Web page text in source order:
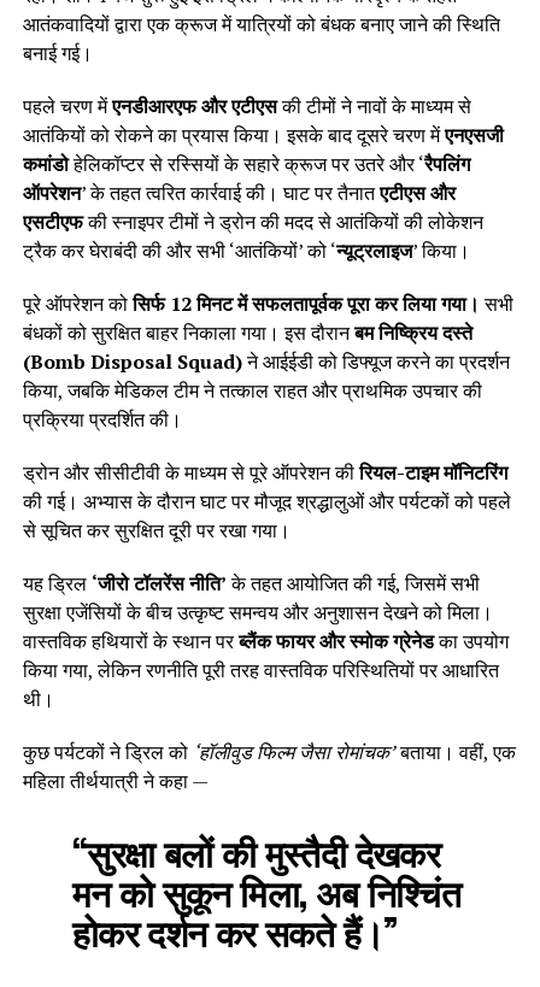
आतंकवादियों द्वारा एक क्रूज में यात्रियों को बंधक बनाए जाने की स्थिति
बनाई गई।
पहले चरण मेंएनडीआरएफ और एटीएसकी टीमों ने नावों के माध्यम से
आतंकियों को रोकने का प्रयास किया। इसके बाद दूसरे चरण मेंएनएसजी
कमांडोहेलिकॉप्टर से रस्सियों के सहारे क्रूज पर उतरे और ‘रैपलिंग
ऑपरेशन’ के तहत त्वरित कार्रवाई की। घाट पर तैनातएटीएस और
एसटीएफकी स्नाइपर टीमों ने ड्रोन की मदद से आतंकियों की लोकेशन
ट्रैक कर घेराबंदी की और सभी ‘आतंकियों’ को ‘न्यूट्रलाइज’ किया।
पूरे ऑपरेशन कोसिर्फ 12 मिनट में सफलतापूर्वक पूरा कर लिया गया। सभी
बंधकों को सुरक्षित बाहर निकाला गया। इस दौरानबम निष्क्रिय दस्ते
(Bomb Disposal Squad)ने आईईडी को डिफ्यूज करने का प्रदर्शन
किया, जबकि मेडिकल टीम ने तत्काल राहत और प्राथमिक उपचार की
प्रक्रिया प्रदर्शित की।
ड्रोन और सीसीटीवी के माध्यम से पूरे ऑपरेशन कीरियल-टाइम मॉनिटरिंग
की गई। अभ्यास के दौरान घाट पर मौजूद श्रद्धालुओं और पर्यटकों को पहले
से सूचित कर सुरक्षित दूरी पर रखा गया।
यह ड्रिल ‘जीरो टॉलरेंस नीति’के तहत आयोजित की गई, जिसमें सभी
सुरक्षा एजेंसियों के बीच उत्कृष्ट समन्वय और अनुशासन देखने को मिला।
वास्तविक हथियारों के स्थान परब्लैंक फायर और स्मोक ग्रेनेडका उपयोग
किया गया, लेकिन रणनीति पूरी तरह वास्तविक परिस्थितियों पर आधारित
थी।
कुछ पर्यटकों ने ड्रिल को ‘हॉलीवुड फिल्म जैसा रोमांचक’बताया। वहीं, एक
महिला तीर्थयात्री ने कहा —
“सुरक्षा बलों की मुस्तैदी देखकर
मन को सुकून मिला, अब निश्चिंत
होकर दर्शन कर सकते हैं।”